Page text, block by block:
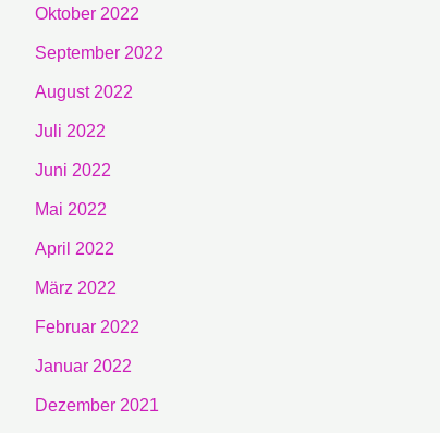
Oktober 2022
September 2022
August 2022
Juli 2022
Juni 2022
Mai 2022
April 2022
März 2022
Februar 2022
Januar 2022
Dezember 2021